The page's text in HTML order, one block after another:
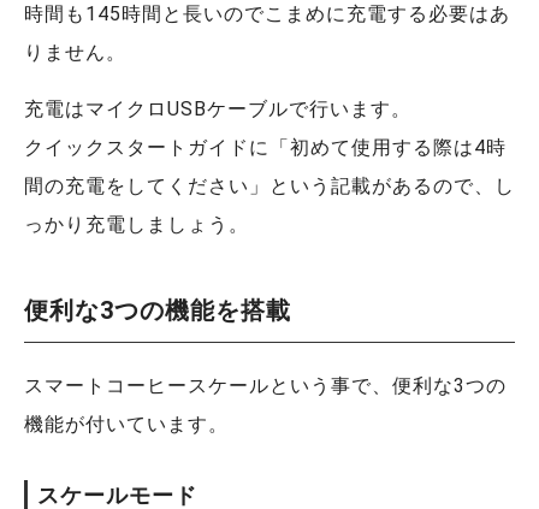
時間も145時間と長いのでこまめに充電する必要はあ
りません。
充電はマイクロUSBケーブルで行います。
クイックスタートガイドに「初めて使用する際は4時
間の充電をしてください」という記載があるので、し
っかり充電しましょう。
便利な3つの機能を搭載
スマートコーヒースケールという事で、便利な3つの
機能が付いています。
スケールモード